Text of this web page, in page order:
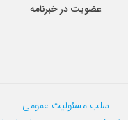
عضویت در خبرنامه
سلب مسئولیت عمومی